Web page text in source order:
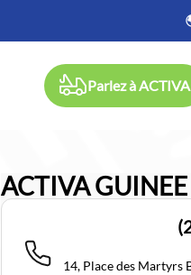
Parlez à ACTIVA
ACTIVA GUINEE
14, Place des Martyrs